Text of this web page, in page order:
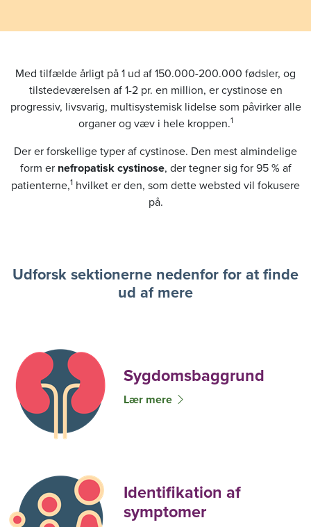
Med tilfælde årligt på 1 ud af 150.000-200.000 fødsler, og
tilstedeværelsen af 1-2 pr. en million, er cystinose en
progressiv, livsvarig, multisystemisk lidelse som påvirker alle
organer og væv i hele kroppen.1
Der er forskellige typer af cystinose. Den mest almindelige
form er nefropatisk cystinose, der tegner sig for 95 % af
patienterne,1 hvilket er den, som dette websted vil fokusere
på.
Udforsk sektionerne nedenfor for at finde
ud af mere
Sygdomsbaggrund
Lær mere
Identifikation af
symptomer